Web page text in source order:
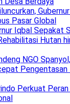
Pasar Global
Iqbal Sepakat
Hutan
NGO
Pengentasan
Perkuat